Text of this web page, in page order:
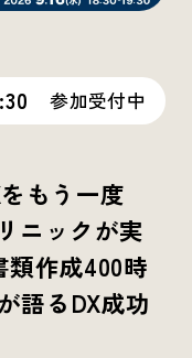
参加受付中
もう一度
ニックが実
作成400時
語るDX成功